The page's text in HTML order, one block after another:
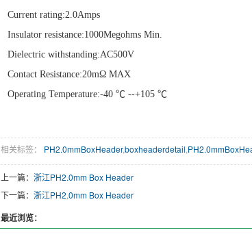
Current rating:2.0Amps
Insulator resistance:1000Megohms Min.
Dielectric withstanding:AC500V
Contact Resistance:20mΩ MAX
Operating Temperature:-40 ℃ --+105 ℃
相关标签： PH2.0mmBoxHeader,boxheaderdetail
上一篇： 浙江PH2.0mm Box Header
下一篇： 浙江PH2.0mm Box Header
最近浏览：